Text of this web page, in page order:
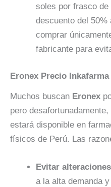
soles por frasco
descuento del 50%
comprar
fabricante para
Eronex Precio Inkafarma
Muchos buscan Eronex
pero
estará disponible en
físicos de Perú. Las
Evitar
a la alta demanda